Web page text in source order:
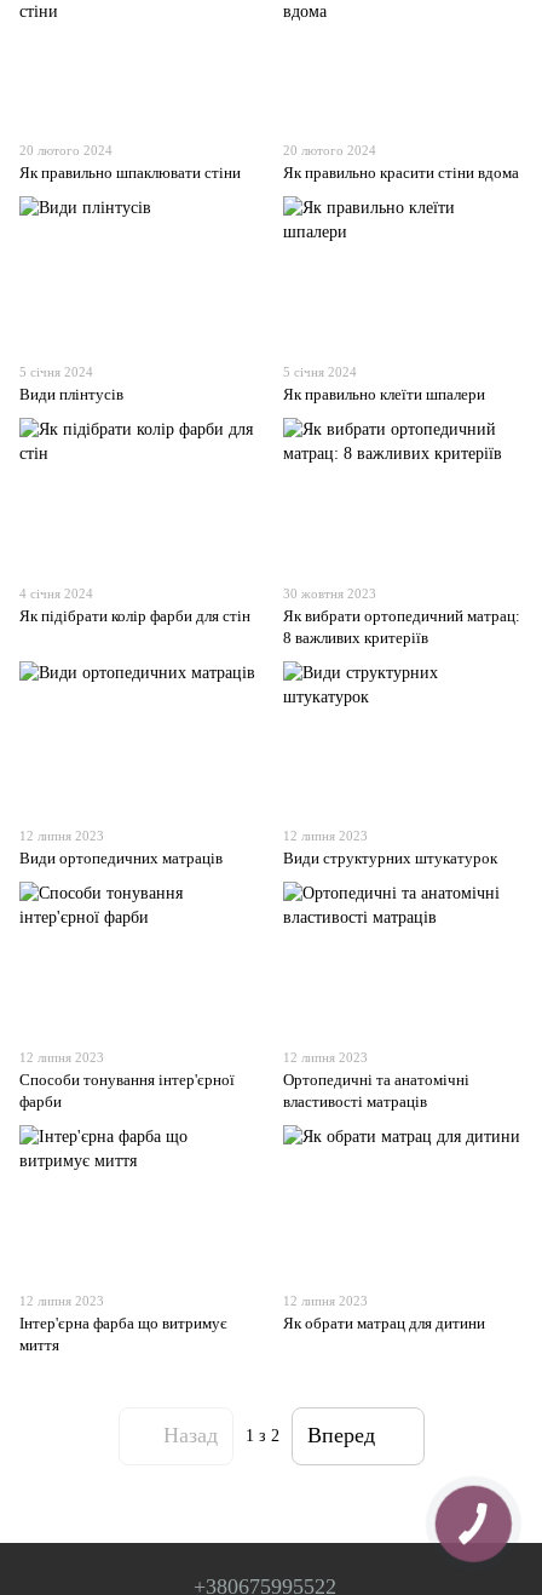
20 лютого 2024
Як правильно шпаклювати стіни
20 лютого 2024
Як правильно красити стіни вдома
5 січня 2024
Види плінтусів
5 січня 2024
Як правильно клеїти шпалери
4 січня 2024
Як підібрати колір фарби для стін
30 жовтня 2023
Як вибрати ортопедичний матрац:
8 важливих критеріїв
12 липня 2023
Види ортопедичних матраців
12 липня 2023
Види структурних штукатурок
12 липня 2023
Способи тонування інтер'єрної
фарби
12 липня 2023
Ортопедичні та анатомічні
властивості матраців
12 липня 2023
Інтер'єрна фарба що витримує
миття
12 липня 2023
Як обрати матрац для дитини
Назад 1 з 2 Вперед
+380675995522